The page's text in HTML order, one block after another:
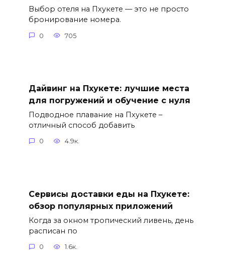
Выбор отеля на Пхукете — это не просто
бронирование номера.
0 705
Дайвинг на Пхукете: лучшие места
для погружений и обучение с нуля
Подводное плавание на Пхукете –
отличный способ добавить
0 4.9к.
Сервисы доставки еды на Пхукете:
обзор популярных приложений
Когда за окном тропический ливень, день
расписан по
0 1.6к.